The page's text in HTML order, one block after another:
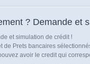
? Demande et
et simulation de crédit !
de Prets bancaires
avoir le credit qui